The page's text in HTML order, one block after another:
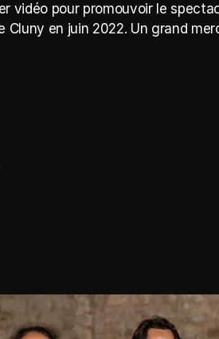
vidéo pour promouvoir le
Cluny en juin 2022. Un grand